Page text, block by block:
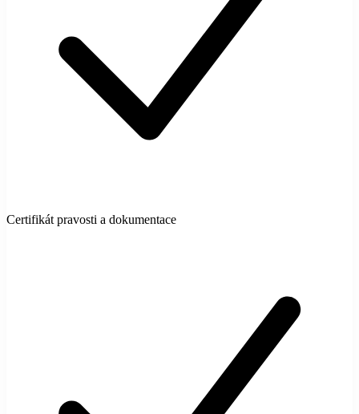
Certifikát pravosti a dokumentace